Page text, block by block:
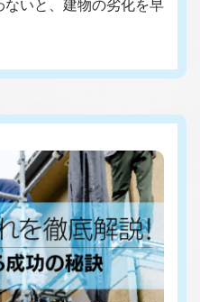
いと、建物の劣化を早